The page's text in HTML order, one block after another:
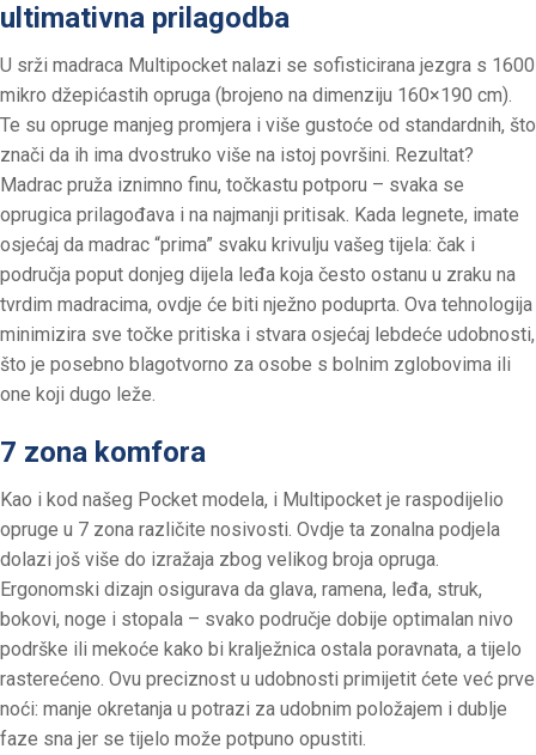
ultimativna prilagodba
U srži madraca Multipocket nalazi se sofisticirana jezgra s 1600
mikro džepićastih opruga (brojeno na dimenziju 160×190 cm).
Te su opruge manjeg promjera i više gustoće od standardnih, što
znači da ih ima dvostruko više na istoj površini. Rezultat?
Madrac pruža iznimno finu, točkastu potporu – svaka se
oprugica prilagođava i na najmanji pritisak. Kada legnete, imate
osjećaj da madrac “prima” svaku krivulju vašeg tijela: čak i
područja poput donjeg dijela leđa koja često ostanu u zraku na
tvrdim madracima, ovdje će biti nježno poduprta. Ova tehnologija
minimizira sve točke pritiska i stvara osjećaj lebdeće udobnosti,
što je posebno blagotvorno za osobe s bolnim zglobovima ili
one koji dugo leže.
7 zona komfora
Kao i kod našeg Pocket modela, i Multipocket je raspodijelio
opruge u 7 zona različite nosivosti. Ovdje ta zonalna podjela
dolazi još više do izražaja zbog velikog broja opruga.
Ergonomski dizajn osigurava da glava, ramena, leđa, struk,
bokovi, noge i stopala – svako područje dobije optimalan nivo
podrške ili mekoće kako bi kralježnica ostala poravnata, a tijelo
rasterećeno. Ovu preciznost u udobnosti primijetit ćete već prve
noći: manje okretanja u potrazi za udobnim položajem i dublje
faze sna jer se tijelo može potpuno opustiti.